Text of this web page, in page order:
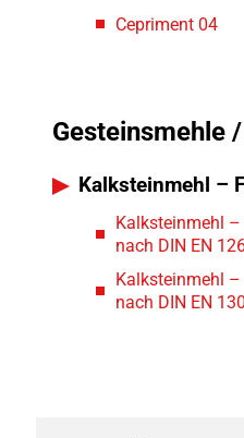
Cepriment 04
Gesteinsmehle
Kalksteinmehl –
Kalksteinmehl –
nach DIN EN
Kalksteinmehl –
nach DIN EN